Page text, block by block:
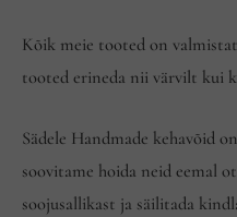
Kõik meie tooted on
tooted erineda nii värvilt kui
Sädele Handmade kehavõid
soovitame hoida neid eemal
soojusallikast ja säilitada